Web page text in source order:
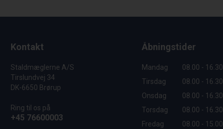
Kontakt
Staldmæglerne A/S
Tirslundvej 34
DK-6650 Brørup
Ring til os på
+45 76600003
Åbningstider
Mandag
08.00 - 16.30
Tirsdag
08.00 - 16.30
Onsdag
08.00 - 16.30
Torsdag
08.00 - 16.30
Fredag
08.00 - 15.00